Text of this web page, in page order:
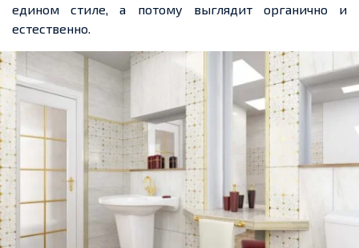
едином стиле, а потому выглядит органично и
естественно.